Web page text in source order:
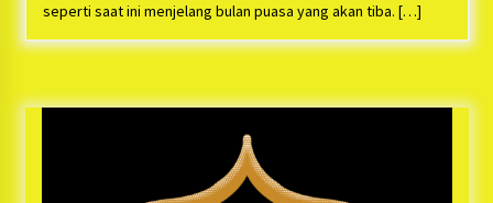
seperti saat ini menjelang bulan puasa yang akan tiba. […]